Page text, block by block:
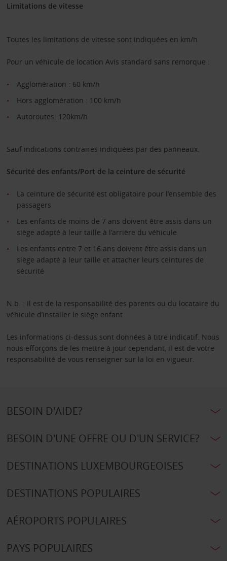
Limitations de vitesse
Toutes les limitations de vitesse sont indiquées en km/h
Pour un véhicule de location Avis standard sans remorque :
Agglomération : 60 km/h
Hors agglomération : 100 km/h
Autoroutes: 120km/h
Sauf indications contraires indiquées par des panneaux.
Sécurité des enfants/Port de la ceinture de sécurité
La ceinture de sécurité est obligatoire pour l’ensemble des
passagers
Les enfants de moins de 7 ans doivent être assis dans un
siège adapté à leur taille à l’arrière du véhicule
Les enfants entre 7 et 16 ans doivent être assis dans un
siège adapté à leur taille et attacher leurs ceintures de
sécurité
N.b. : il est de la responsabilité des parents ou du locataire du
véhicule d’installer le siège enfant
Les informations ci-dessus sont données à titre indicatif. Nous
nous efforçons de les mettre à jour cependant, il est de votre
responsabilité de vous renseigner sur la loi en vigueur.
BESOIN D'AIDE?
BESOIN D'UNE OFFRE OU D'UN SERVICE?
DESTINATIONS LUXEMBOURGEOISES
DESTINATIONS POPULAIRES
AÉROPORTS POPULAIRES
PAYS POPULAIRES